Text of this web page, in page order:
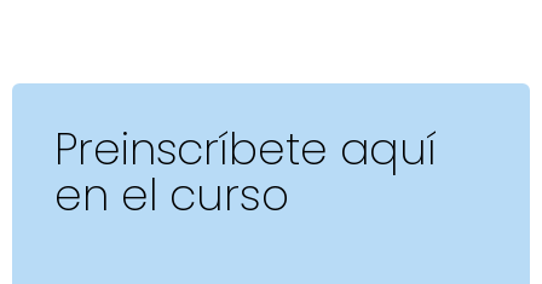
Preinscríbete aquí
en el curso